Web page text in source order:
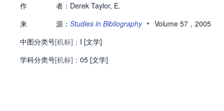
作 者： Derek Taylor, E.
来
源： Studies in Bibliography • Volume 57，2005
中图分类号[机标]： I [文学]
学科分类号[机标]： 05 [文学]